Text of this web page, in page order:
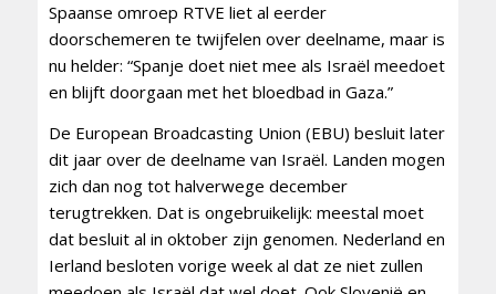
Spaanse omroep RTVE liet al eerder
doorschemeren te twijfelen over deelname, maar is
nu helder: “Spanje doet niet mee als Israël meedoet
en blijft doorgaan met het bloedbad in Gaza.”
De European Broadcasting Union (EBU) besluit later
dit jaar over de deelname van Israël. Landen mogen
zich dan nog tot halverwege december
terugtrekken. Dat is ongebruikelijk: meestal moet
dat besluit al in oktober zijn genomen. Nederland en
Ierland besloten vorige week al dat ze niet zullen